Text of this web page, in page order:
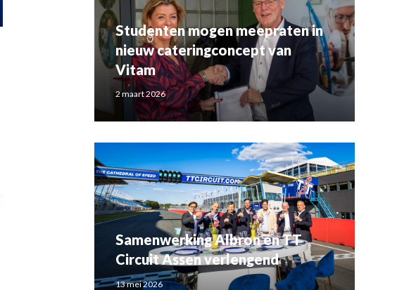
Studenten mogen meepraten in
nieuw cateringconcept van
Vitam
2 maart 2026
Samenwerking Albron en TT
Circuit Assen verlengend
13 mei 2026